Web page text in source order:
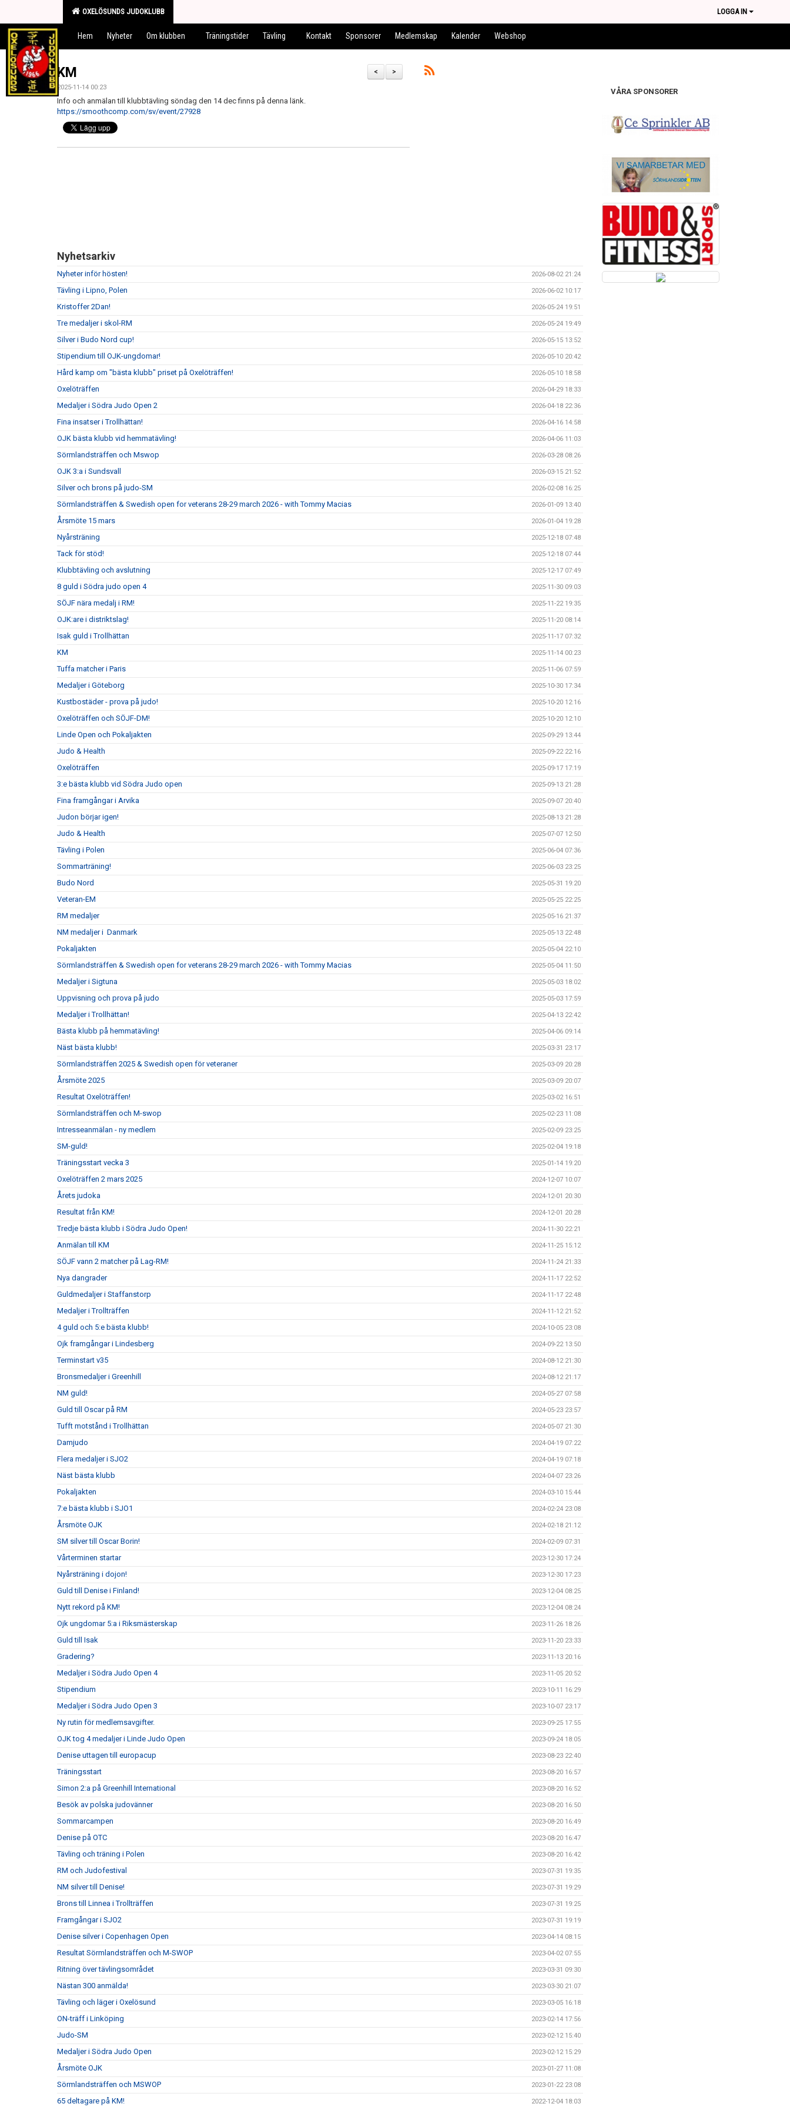
OXELÖSUNDS JUDOKLUBB LOGGA IN
Hem Nyheter Om klubben Träningstider Tävling Kontakt Sponsorer Medlemskap Kalender Webshop
>
<
KM
2025-11-14 00:23
Info och anmälan till klubbtävling söndag den 14 dec finns på denna länk.
https://smoothcomp.com/sv/event/27928
Nyhetsarkiv
Nyheter inför hösten! 2026-08-02 21:24
Tävling i Lipno, Polen 2026-06-02 10:17
Kristoffer 2Dan! 2026-05-24 19:51
Tre medaljer i skol-RM 2026-05-24 19:49
Silver i Budo Nord cup! 2026-05-15 13:52
Stipendium till OJK-ungdomar! 2026-05-10 20:42
Hård kamp om "bästa klubb" priset på Oxelöträffen! 2026-05-10 18:58
Oxelöträffen 2026-04-29 18:33
Medaljer i Södra Judo Open 2 2026-04-18 22:36
Fina insatser i Trollhättan! 2026-04-16 14:58
OJK bästa klubb vid hemmatävling! 2026-04-06 11:03
Sörmlandsträffen och Mswop 2026-03-28 08:26
OJK 3:a i Sundsvall 2026-03-15 21:52
Silver och brons på judo-SM 2026-02-08 16:25
Sörmlandsträffen & Swedish open for veterans 28-29 march 2026 - with Tommy Macias 2026-01-09 13:40
Årsmöte 15 mars 2026-01-04 19:28
Nyårsträning 2025-12-18 07:48
Tack för stöd! 2025-12-18 07:44
Klubbtävling och avslutning 2025-12-17 07:49
8 guld i Södra judo open 4 2025-11-30 09:03
SÖJF nära medalj i RM! 2025-11-22 19:35
OJK:are i distriktslag! 2025-11-20 08:14
Isak guld i Trollhättan 2025-11-17 07:32
KM 2025-11-14 00:23
Tuffa matcher i Paris 2025-11-06 07:59
Medaljer i Göteborg 2025-10-30 17:34
Kustbostäder - prova på judo! 2025-10-20 12:16
Oxelöträffen och SÖJF-DM! 2025-10-20 12:10
Linde Open och Pokaljakten 2025-09-29 13:44
Judo & Health 2025-09-22 22:16
Oxelöträffen 2025-09-17 17:19
3:e bästa klubb vid Södra Judo open 2025-09-13 21:28
Fina framgångar i Arvika 2025-09-07 20:40
Judon börjar igen! 2025-08-13 21:28
Judo & Health 2025-07-07 12:50
Tävling i Polen 2025-06-04 07:36
Sommarträning! 2025-06-03 23:25
Budo Nord 2025-05-31 19:20
Veteran-EM 2025-05-25 22:25
RM medaljer 2025-05-16 21:37
NM medaljer i Danmark 2025-05-13 22:48
Pokaljakten 2025-05-04 22:10
Sörmlandsträffen & Swedish open for veterans 28-29 march 2026 - with Tommy Macias 2025-05-04 11:50
Medaljer i Sigtuna 2025-05-03 18:02
Uppvisning och prova på judo 2025-05-03 17:59
Medaljer i Trollhättan! 2025-04-13 22:42
Bästa klubb på hemmatävling! 2025-04-06 09:14
Näst bästa klubb! 2025-03-31 23:17
Sörmlandsträffen 2025 & Swedish open för veteraner 2025-03-09 20:28
Årsmöte 2025 2025-03-09 20:07
Resultat Oxelöträffen! 2025-03-02 16:51
Sörmlandsträffen och M-swop 2025-02-23 11:08
Intresseanmälan - ny medlem 2025-02-09 23:25
SM-guld! 2025-02-04 19:18
Träningsstart vecka 3 2025-01-14 19:20
Oxelöträffen 2 mars 2025 2024-12-07 10:07
Årets judoka 2024-12-01 20:30
Resultat från KM! 2024-12-01 20:28
Tredje bästa klubb i Södra Judo Open! 2024-11-30 22:21
Anmälan till KM 2024-11-25 15:12
SÖJF vann 2 matcher på Lag-RM! 2024-11-24 21:33
Nya dangrader 2024-11-17 22:52
Guldmedaljer i Staffanstorp 2024-11-17 22:48
Medaljer i Trollträffen 2024-11-12 21:52
4 guld och 5:e bästa klubb! 2024-10-05 23:08
Ojk framgångar i Lindesberg 2024-09-22 13:50
Terminstart v35 2024-08-12 21:30
Bronsmedaljer i Greenhill 2024-08-12 21:17
NM guld! 2024-05-27 07:58
Guld till Oscar på RM 2024-05-23 23:57
Tufft motstånd i Trollhättan 2024-05-07 21:30
Damjudo 2024-04-19 07:22
Flera medaljer i SJO2 2024-04-19 07:18
Näst bästa klubb 2024-04-07 23:26
Pokaljakten 2024-03-10 15:44
7:e bästa klubb i SJO1 2024-02-24 23:08
Årsmöte OJK 2024-02-18 21:12
SM silver till Oscar Borin! 2024-02-09 07:31
Vårterminen startar 2023-12-30 17:24
Nyårsträning i dojon! 2023-12-30 17:23
Guld till Denise i Finland! 2023-12-04 08:25
Nytt rekord på KM! 2023-12-04 08:24
Ojk ungdomar 5:a i Riksmästerskap 2023-11-26 18:26
Guld till Isak 2023-11-20 23:33
Gradering? 2023-11-13 20:16
Medaljer i Södra Judo Open 4 2023-11-05 20:52
Stipendium 2023-10-11 16:29
Medaljer i Södra Judo Open 3 2023-10-07 23:17
Ny rutin för medlemsavgifter. 2023-09-25 17:55
OJK tog 4 medaljer i Linde Judo Open 2023-09-24 18:05
Denise uttagen till europacup 2023-08-23 22:40
Träningsstart 2023-08-20 16:57
Simon 2:a på Greenhill International 2023-08-20 16:52
Besök av polska judovänner 2023-08-20 16:50
Sommarcampen 2023-08-20 16:49
Denise på OTC 2023-08-20 16:47
Tävling och träning i Polen 2023-08-20 16:42
RM och Judofestival 2023-07-31 19:35
NM silver till Denise! 2023-07-31 19:29
Brons till Linnea i Trollträffen 2023-07-31 19:25
Framgångar i SJO2 2023-07-31 19:19
Denise silver i Copenhagen Open 2023-04-14 08:15
Resultat Sörmlandsträffen och M-SWOP 2023-04-02 07:55
Ritning över tävlingsområdet 2023-03-31 09:30
Nästan 300 anmälda! 2023-03-30 21:07
Tävling och läger i Oxelösund 2023-03-05 16:18
ON-träff i Linköping 2023-02-14 17:56
Judo-SM 2023-02-12 15:40
Medaljer i Södra Judo Open 2023-02-12 15:29
Årsmöte OJK 2023-01-27 11:08
Sörmlandsträffen och MSWOP 2023-01-22 23:08
65 deltagare på KM! 2022-12-04 18:03
VÅRA SPONSORER